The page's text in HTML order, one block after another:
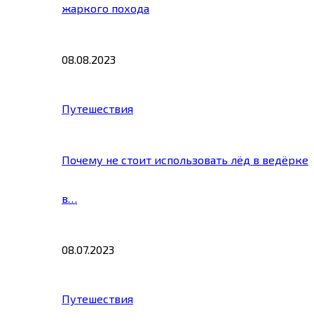
жаркого похода
08.08.2023
Путешествия
Почему не стоит использовать лёд в ведёрке
в…
08.07.2023
Путешествия